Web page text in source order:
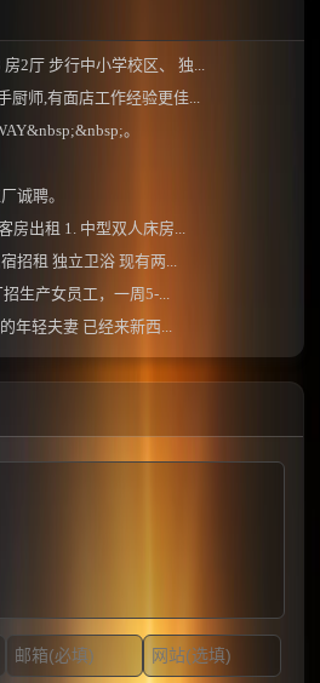
房2厅 步行中小学校区、 独...
厨师,有面店工作经验更佳...
。
诚聘。
房出租 1. 中型双人床房...
招租 独立卫浴 现有两...
生产女员工，一周5-...
年轻夫妻 已经来新西...